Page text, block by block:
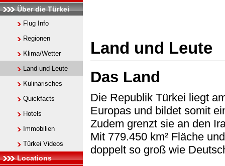
Über die Türkei
Flug Info
Regionen
Klima/Wetter
Land und Leute
Kulinarisches
Quickfacts
Hotels
Immobilien
Türkei Videos
Locations
Land und Leute
Das Land
Die Republik Türkei liegt
Europas und bildet somit
Zudem grenzt sie an den
Mit 779.450 km² Fläche
doppelt so groß wie